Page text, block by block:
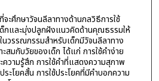
ะศึกษาวัจนลีลาทางด้านกลวิธีการใช้
กและมุ่งปลูกฝังแนวคิดด้านคุณธรรมให้
วรรณกรรมสำหรับเด็กมีวัจนลีลาทาง
สมกับวัยของเด็ก ได้แก่ การใช้คำง่าย
ความรู้สึก การใช้คำที่แสดงความสุภาพ
ะโยคสั้น การใช้ประโยคที่มีคำบอกความ